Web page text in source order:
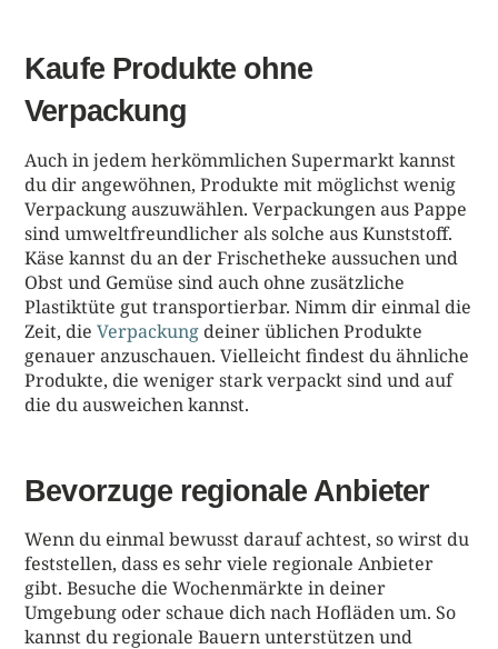
Kaufe Produkte ohne
Verpackung
Auch in jedem herkömmlichen Supermarkt kannst
du dir angewöhnen, Produkte mit möglichst wenig
Verpackung auszuwählen. Verpackungen aus Pappe
sind umweltfreundlicher als solche aus Kunststoff.
Käse kannst du an der Frischetheke aussuchen und
Obst und Gemüse sind auch ohne zusätzliche
Plastiktüte gut transportierbar. Nimm dir einmal die
Zeit, die Verpackung deiner üblichen Produkte
genauer anzuschauen. Vielleicht findest du ähnliche
Produkte, die weniger stark verpackt sind und auf
die du ausweichen kannst.
Bevorzuge regionale Anbieter
Wenn du einmal bewusst darauf achtest, so wirst du
feststellen, dass es sehr viele regionale Anbieter
gibt. Besuche die Wochenmärkte in deiner
Umgebung oder schaue dich nach Hofläden um. So
kannst du regionale Bauern unterstützen und